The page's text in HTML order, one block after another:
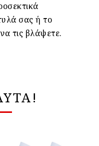
σας ή το
τις βλάψετε.